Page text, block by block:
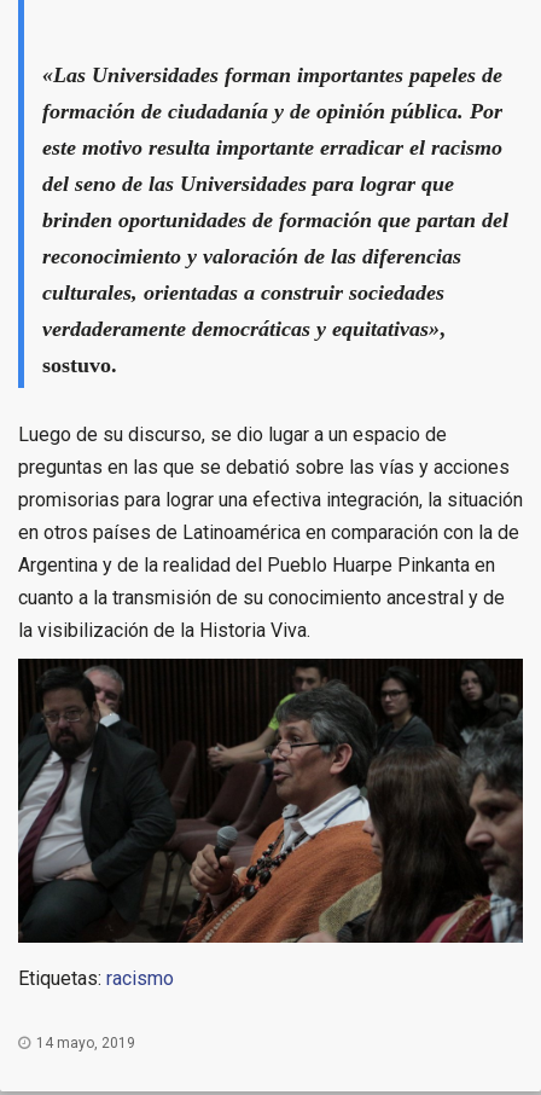
«Las Universidades forman importantes papeles de
formación de ciudadanía y de opinión pública. Por
este motivo resulta importante erradicar el racismo
del seno de las Universidades para lograr que
brinden oportunidades de formación que partan del
reconocimiento y valoración de las diferencias
culturales, orientadas a construir sociedades
verdaderamente democráticas y equitativas»,
sostuvo.
Luego de su discurso, se dio lugar a un espacio de
preguntas en las que se debatió sobre las vías y acciones
promisorias para lograr una efectiva integración, la situación
en otros países de Latinoamérica en comparación con la de
Argentina y de la realidad del Pueblo Huarpe Pinkanta en
cuanto a la transmisión de su conocimiento ancestral y de
la visibilización de la Historia Viva.
Etiquetas: racismo
14 mayo, 2019